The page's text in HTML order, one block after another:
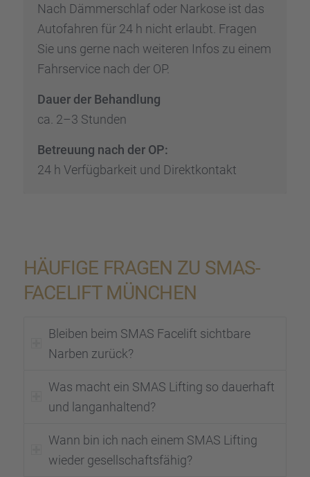
Nach Dämmer­schlaf oder Narkose ist das
Autofah­ren für 24 h nicht erlaubt. Fragen
Sie uns gerne nach weite­ren Infos zu einem
Fahrser­vice nach der OP.
Dauer der Behand­lung
ca. 2–3 Stunden
Betreu­ung nach der OP:
24 h Verfüg­bar­keit und Direkt­kon­takt
HÄUFIGE FRAGEN ZU SMAS-
FACELIFT MÜNCHEN
Bleiben beim SMAS Facelift sicht­bare
Narben zurück?
Was macht ein SMAS Lifting so dauer­haft
und langan­hal­tend?
Wann bin ich nach einem SMAS Lifting
wieder gesell­schafts­fä­hig?